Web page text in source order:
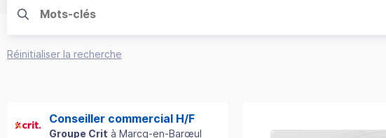
Réinitialiser la recherche
Conseiller commercial H/F
Groupe Crit à Marcq-en-Barœul